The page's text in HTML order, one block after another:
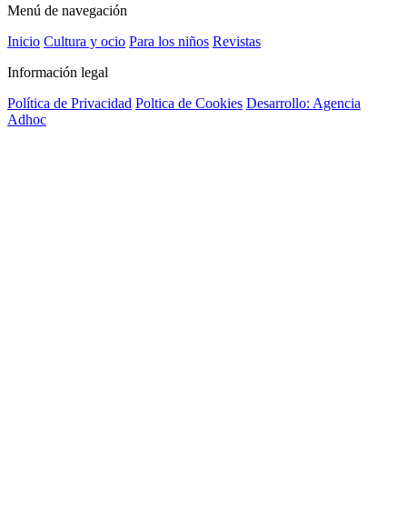
Menú de navegación
Inicio Cultura y ocio Para los niños Revistas
Información legal
Política de Privacidad Poltica de Cookies Desarrollo: Agencia
Adhoc